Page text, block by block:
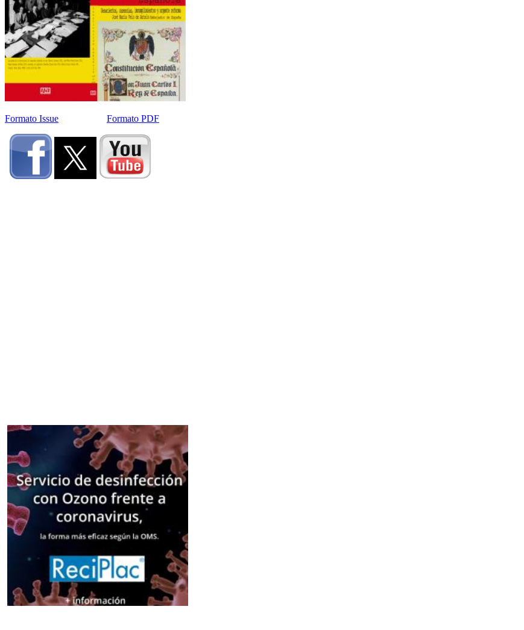
Formato Issue Formato PDF